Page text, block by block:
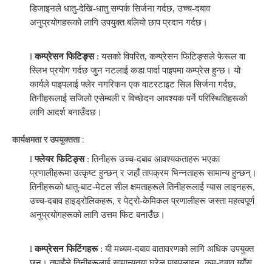
डिजाइनले धातु-देखि-धातु सम्पर्क सिर्जना गर्दछ, उच्च-दबाव
अनुप्रयोगहरूको लागि उपयुक्त बलियो छाप प्रदान गर्दछ।
lकम्प्रेसन फिटिङ्स : यसको विपरित, कम्प्रेसन फिटिङ्सले फेरूल वा
स्लिभ प्रयोग गर्दछ जुन नटलाई कडा पार्दा पाइपमा कम्प्रेस हुन्छ। यो
कार्यले पाइपलाई फ्लेर नगरिकन एक वाटरटाइट सिल सिर्जना गर्दछ,
तिनीहरूलाई सजिलो एसेम्बली र विच्छेदन आवश्यक पर्ने परिस्थितिहरूको
लागि आदर्श बनाउँदछ।
कार्यक्षमता र उपयुक्तता :
lफ्लेयर फिटिङ्स : तिनीहरू उच्च-दबाव आवश्यकताहरू भएका
प्रणालीहरूमा उत्कृष्ट हुन्छन् र जहाँ तापक्रम भिन्नताहरू सामान्य हुन्छन्।
तिनीहरूको धातु-बाट-मेटल सील क्षमताहरूले तिनीहरूलाई ग्यास लाइनहरू,
उच्च-दबाव हाइड्रोलिकहरू, र पेट्रो-केमिकल प्रणालीहरू जस्ता महत्वपूर्ण
अनुप्रयोगहरूको लागि उत्तम फिट बनाउँछ।
lकम्प्रेसन फिटिंगहरू : यी मध्यम-दबाव वातावरणको लागि अधिक उपयुक्त